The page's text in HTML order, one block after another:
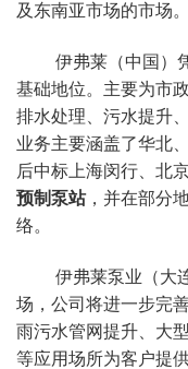
及东南亚市场的市场。
伊弗莱 （中国
基础地位。主要为市
排水处理、污水提升
业务主要涵盖了华北
后中标上海闵行、北
预制泵站，并在部分
络。
伊弗莱泵业（大
场，公司将进一步完
雨污水管网提升、大
等应用场所为客户提